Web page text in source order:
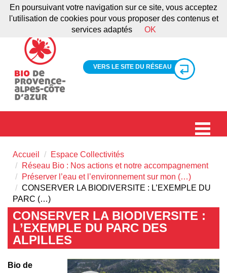
VERS LE SITE DU RÉSEAU
Accueil
Espace Collectivités
Réseau Bio : Nos actions et notre accompagnement
Préserver l’eau et l’environnement sur mon (…)
CONSERVER LA BIODIVERSITE : L’EXEMPLE DU
PARC (…)
CONSERVER LA BIODIVERSITE :
L’EXEMPLE DU PARC DES
ALPILLES
Bio de
En poursuivant votre navigation sur ce site, vous acceptez
l'utilisation de cookies pour vous proposer des contenus et
services adaptés
OK